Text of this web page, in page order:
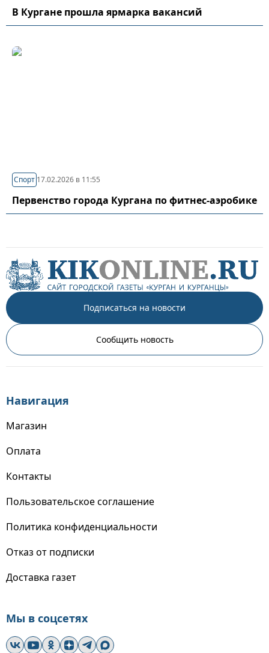
В Кургане прошла ярмарка вакансий
Спорт 17.02.2026 в 11:55
Первенство города Кургана по фитнес-аэробике
Подписаться на новости
Сообщить новость
Навигация
Магазин
Оплата
Контакты
Пользовательское соглашение
Политика конфиденциальности
Отказ от подписки
Доставка газет
Мы в соцсетях